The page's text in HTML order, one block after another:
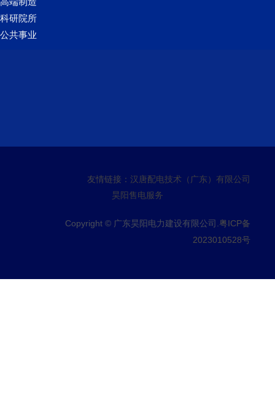
科研院所
公共事业
友情链接： 汉唐配电技术（广东）有限公司
昊阳售电服务
Copyright © 广东昊阳电力建设有限公司. 粤ICP备
2023010528号